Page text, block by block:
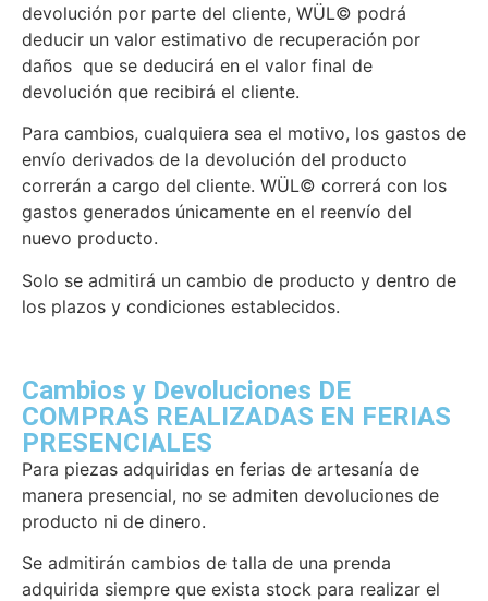
devolución por parte del cliente, WÜL© podrá
deducir un valor estimativo de recuperación por
daños que se deducirá en el valor final de
devolución que recibirá el cliente.
Para cambios, cualquiera sea el motivo, los gastos de
envío derivados de la devolución del producto
correrán a cargo del cliente. WÜL© correrá con los
gastos generados únicamente en el reenvío del
nuevo producto.
Solo se admitirá un cambio de producto y dentro de
los plazos y condiciones establecidos.
Cambios y Devoluciones DE
COMPRAS REALIZADAS EN FERIAS
PRESENCIALES
Para piezas adquiridas en ferias de artesanía de
manera presencial, no se admiten devoluciones de
producto ni de dinero.
Se admitirán cambios de talla de una prenda
adquirida siempre que exista stock para realizar el